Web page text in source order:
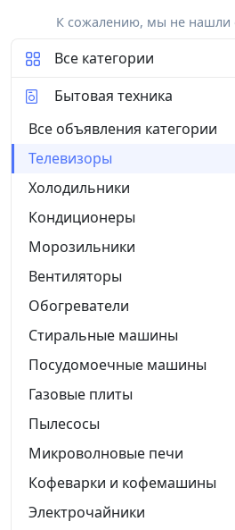
К сожалению, мы не нашли
Все категории
Бытовая техника
Все объявления категории
Телевизоры
Холодильники
Кондиционеры
Морозильники
Вентиляторы
Обогреватели
Стиральные машины
Посудомоечные машины
Газовые плиты
Пылесосы
Микроволновые печи
Кофеварки и кофемашины
Электрочайники